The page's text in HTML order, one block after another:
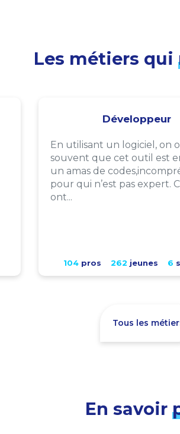
Les métiers qui
Développeur
En utilisant un logiciel, on
souvent que cet outil est
un amas de
pour qui n’est pas expert.
ont...
104pros 262 jeunes 6
Tous les
En savoir